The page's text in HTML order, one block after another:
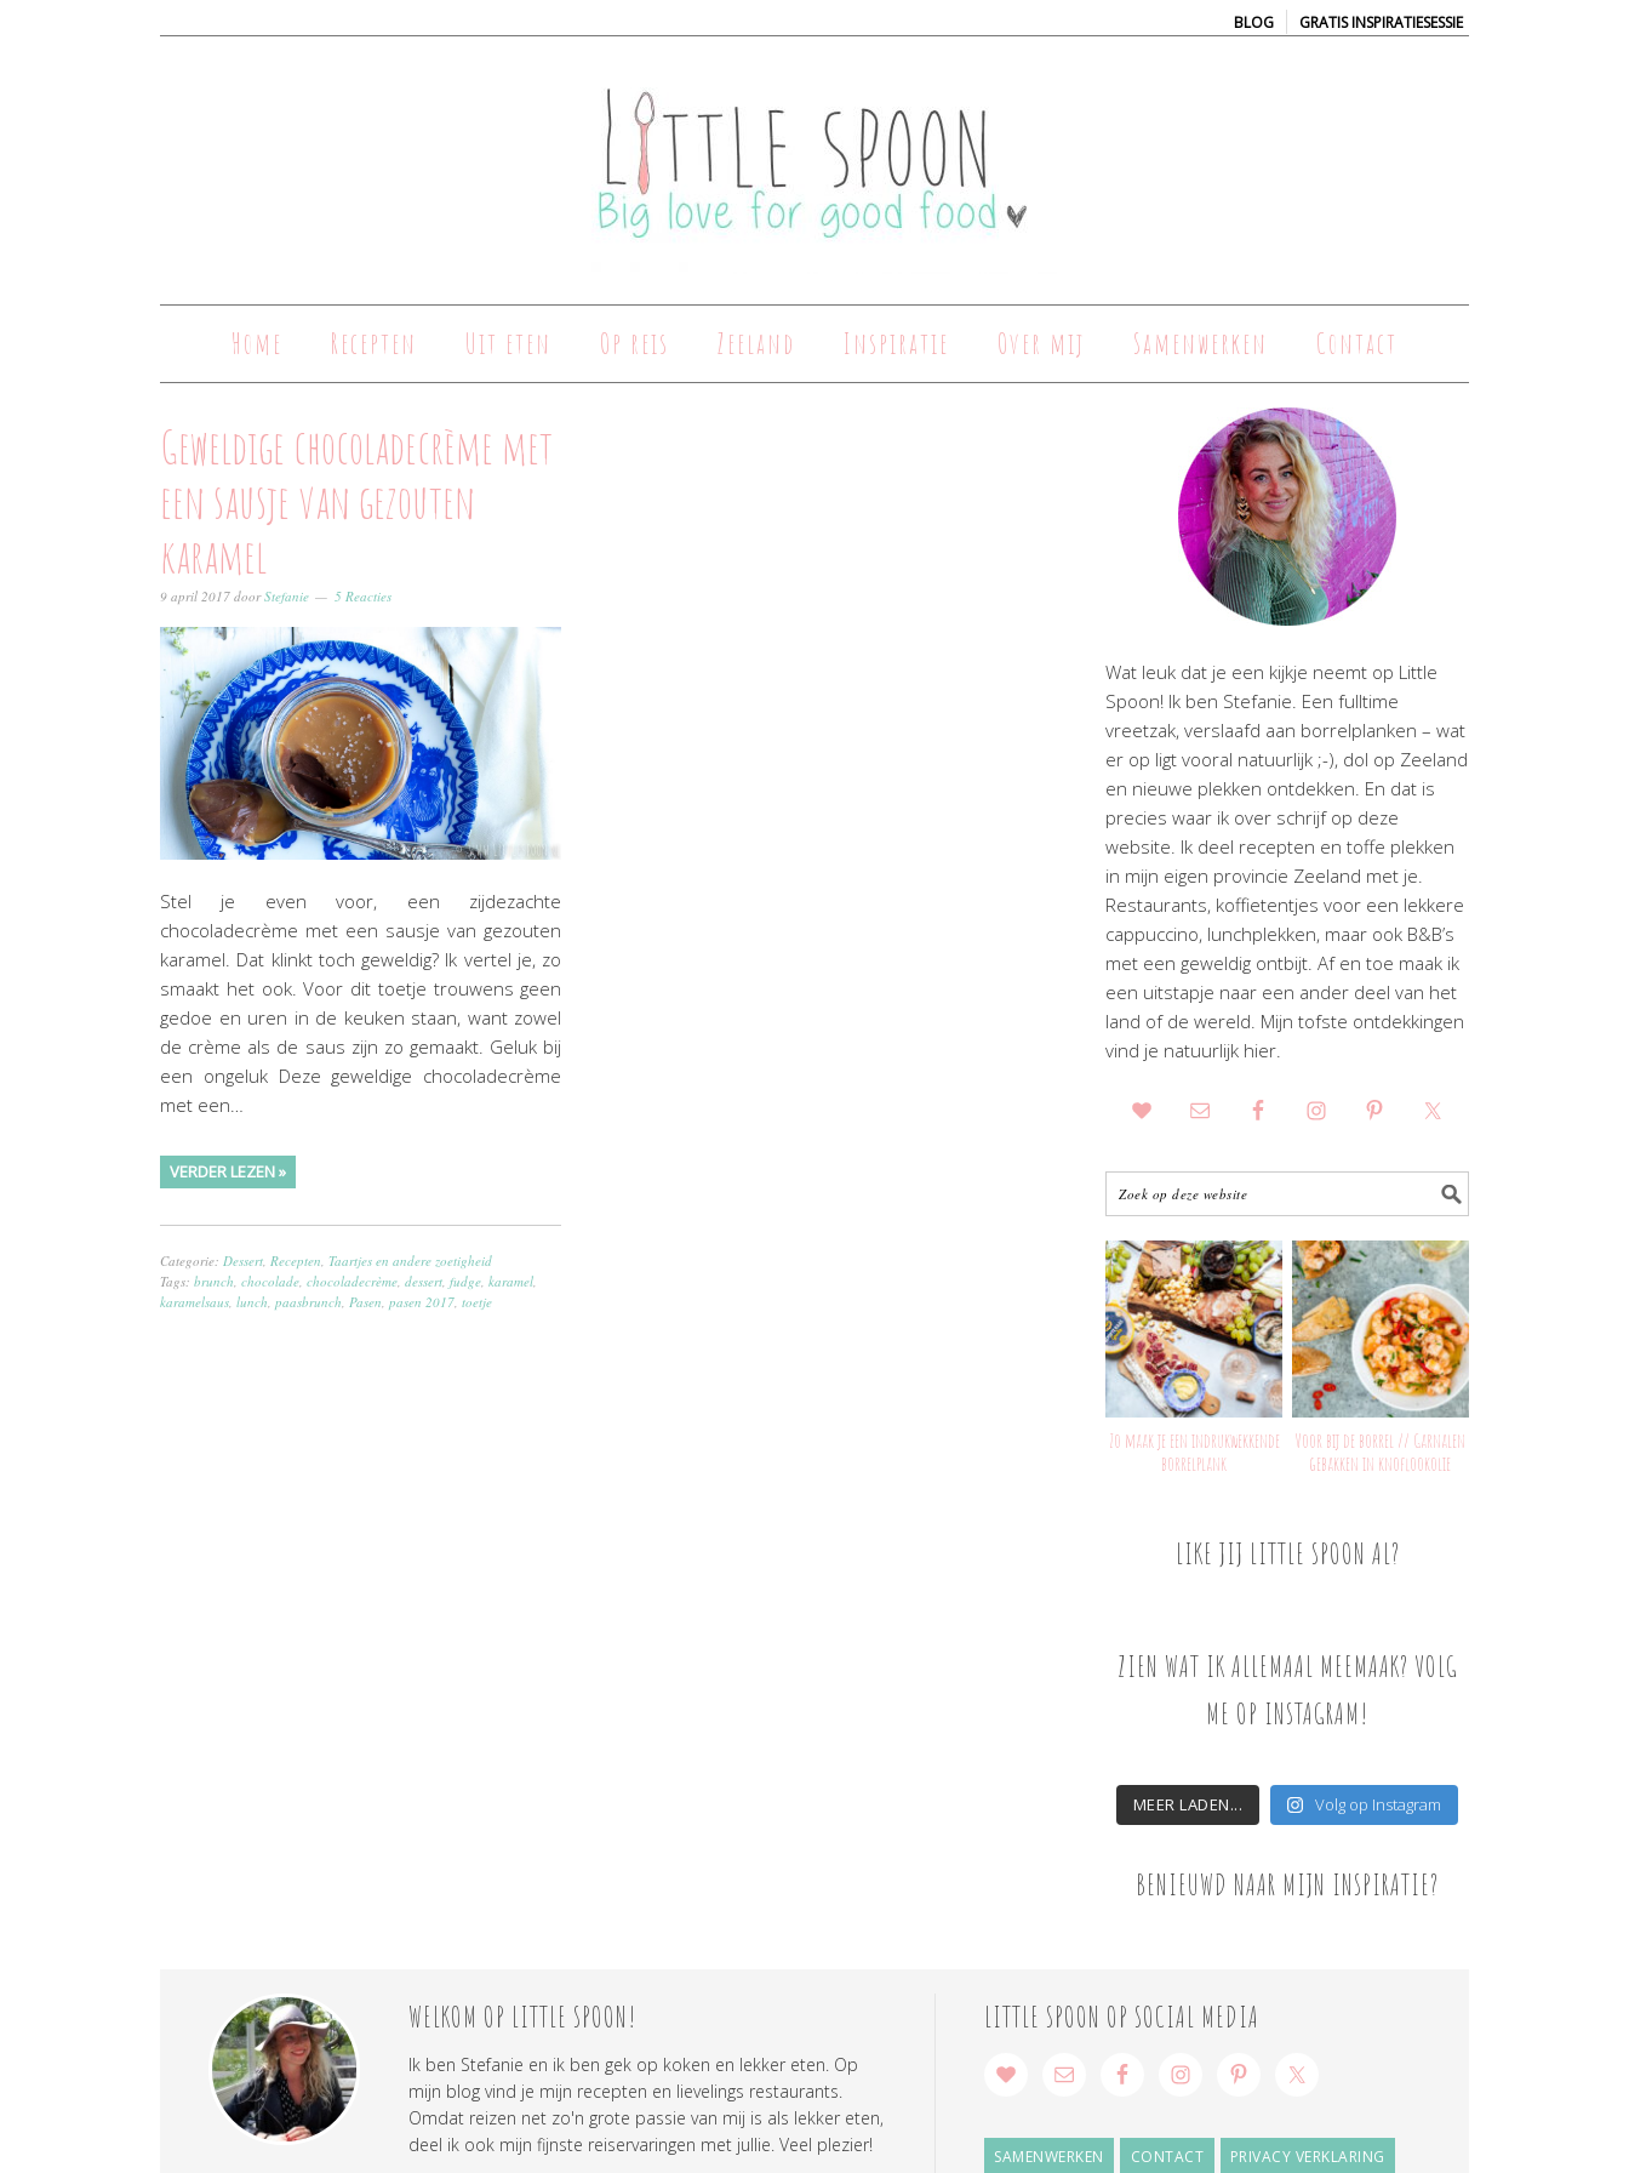
BLOG | GRATIS INSPIRATIESESSIE
Home Recepten Uit eten Op reis Zeeland Inspiratie Over mij Samenwerken Contact
Geweldige chocoladecrème met
een sausje van gezouten
karamel
9 april 2017 doorStefanie 5 Reacties
Stel je even voor, een zijdezachte
chocoladecrème met een sausje van gezouten
karamel. Dat klinkt toch geweldig? Ik vertel je, zo
smaakt het ook. Voor dit toetje trouwens geen
gedoe en uren in de keuken staan, want zowel
de crème als de saus zijn zo gemaakt. Geluk bij
een ongeluk Deze geweldige chocoladecrème
met een…
VERDER LEZEN »
Categorie: Dessert, Recepten, Taartjes en andere zoetigheid
Tags: brunch, chocolade, chocoladecrème, dessert, fudge, karamel,
karamelsaus, lunch, paasbrunch, Pasen, pasen 2017, toetje
Wat leuk dat je een kijkje neemt op Little
Spoon! Ik ben Stefanie. Een fulltime
vreetzak, verslaafd aan borrelplanken – wat
er op ligt vooral natuurlijk ;-), dol op Zeeland
en nieuwe plekken ontdekken. En dat is
precies waar ik over schrijf op deze
website. Ik deel recepten en toffe plekken
in mijn eigen provincie Zeeland met je.
Restaurants, koffietentjes voor een lekkere
cappuccino, lunchplekken, maar ook B&B’s
met een geweldig ontbijt. Af en toe maak ik
een uitstapje naar een ander deel van het
land of de wereld. Mijn tofste ontdekkingen
vind je natuurlijk hier.
Zo maak je een indrukwekkende
borrelplank
Voor bij de borrel // Garnalen
gebakken in knoflookolie
LIKE JIJ LITTLE SPOON AL?
ZIEN WAT IK ALLEMAAL MEEMAAK? VOLG
ME OP INSTAGRAM!
MEER LADEN... Volg op Instagram
BENIEUWD NAAR MIJN INSPIRATIE?
WELKOM OP LITTLE SPOON!
Ik ben Stefanie en ik ben gek op koken en lekker eten. Op
mijn blog vind je mijn recepten en lievelings restaurants.
Omdat reizen net zo'n grote passie van mij is als lekker eten,
deel ik ook mijn fijnste reiservaringen met jullie. Veel plezier!
LITTLE SPOON OP SOCIAL MEDIA
SAMENWERKEN CONTACT PRIVACY VERKLARING